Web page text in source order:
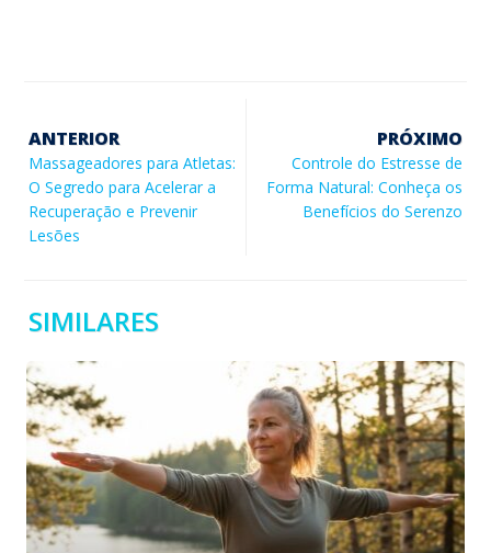
ANTERIOR
Massageadores para Atletas:
O Segredo para Acelerar a
Recuperação e Prevenir
Lesões
PRÓXIMO
Controle do Estresse de
Forma Natural: Conheça os
Benefícios do Serenzo
SIMILARES